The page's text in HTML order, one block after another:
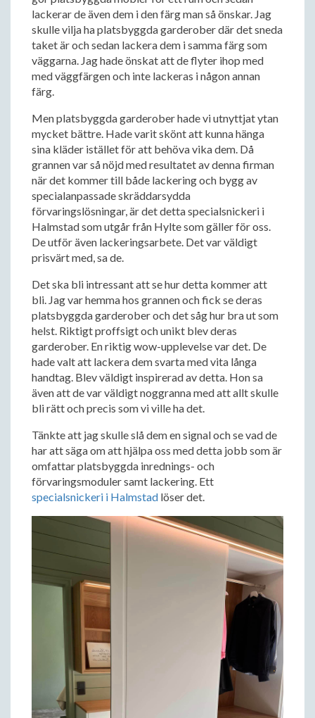
lackerar de även dem i den färg man så önskar. Jag
skulle vilja ha platsbyggda garderober där det sneda
taket är och sedan lackera dem i samma färg som
väggarna. Jag hade önskat att de flyter ihop med
med väggfärgen och inte lackeras i någon annan
färg.
Men platsbyggda garderober hade vi utnyttjat ytan
mycket bättre. Hade varit skönt att kunna hänga
sina kläder istället för att behöva vika dem. Då
grannen var så nöjd med resultatet av denna firman
när det kommer till både lackering och bygg av
specialanpassade skräddarsydda
förvaringslösningar, är det detta specialsnickeri i
Halmstad som utgår från Hylte som gäller för oss.
De utför även lackeringsarbete. Det var väldigt
prisvärt med, sa de.
Det ska bli intressant att se hur detta kommer att
bli. Jag var hemma hos grannen och fick se deras
platsbyggda garderober och det såg hur bra ut som
helst. Riktigt proffsigt och unikt blev deras
garderober. En riktig wow-upplevelse var det. De
hade valt att lackera dem svarta med vita långa
handtag. Blev väldigt inspirerad av detta. Hon sa
även att de var väldigt noggranna med att allt skulle
bli rätt och precis som vi ville ha det.
Tänkte att jag skulle slå dem en signal och se vad de
har att säga om att hjälpa oss med detta jobb som är
omfattar platsbyggda inrednings- och
förvaringsmoduler samt lackering. Ett
specialsnickeri i Halmstad löser det.